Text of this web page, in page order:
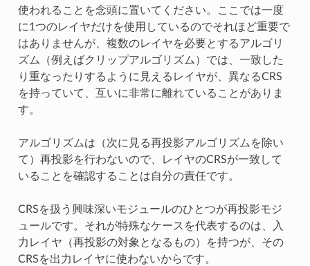
使われることを念頭に置いてください。ここでは一度
に1つのレイヤだけを使用しているのでそれほど重要で
はありませんが、複数のレイヤを必要とするアルゴリ
ズム（例えばクリップアルゴリズム）では、一致した
り重なったりするように見えるレイヤが、異なるCRS
を持っていて、互いに非常に離れていることがありま
す。
アルゴリズムは（次に見る再投影アルゴリズムを除い
て）再投影を行わないので、レイヤのCRSが一致して
いることを確認することは自分の責任です。
CRSを扱う興味深いモジュールのひとつが再投影モジ
ュールです。それが特殊なケースを代表するのは、入
力レイヤ（再投影の対象となるもの）を持つが、その
CRSを出力レイヤに使わないからです。